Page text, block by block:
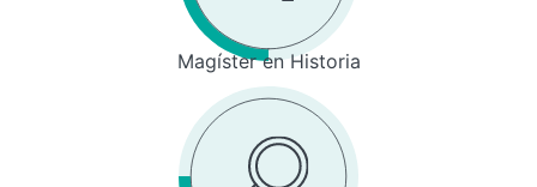
Magíster en Historia